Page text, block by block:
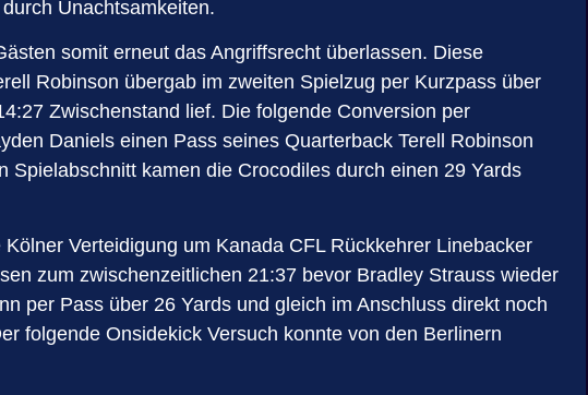
Unachtsamkeiten.
somit erneut das Angriffsrecht überlassen. Diese
Robinson übergab im zweiten Spielzug per Kurzpass über
Zwischenstand lief. Die folgende Conversion per
Daniels einen Pass seines Quarterback Terell Robinson
kamen die Crocodiles durch einen 29 Yards
Verteidigung um Kanada CFL Rückkehrer Linebacker
zum zwischenzeitlichen 21:37 bevor Bradley Strauss wieder
per Pass über 26 Yards und gleich im Anschluss direkt noch
folgende Onsidekick Versuch konnte von den Berlinern